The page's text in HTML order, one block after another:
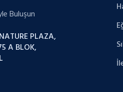
Buluşun
PLAZA,
A BLOK,